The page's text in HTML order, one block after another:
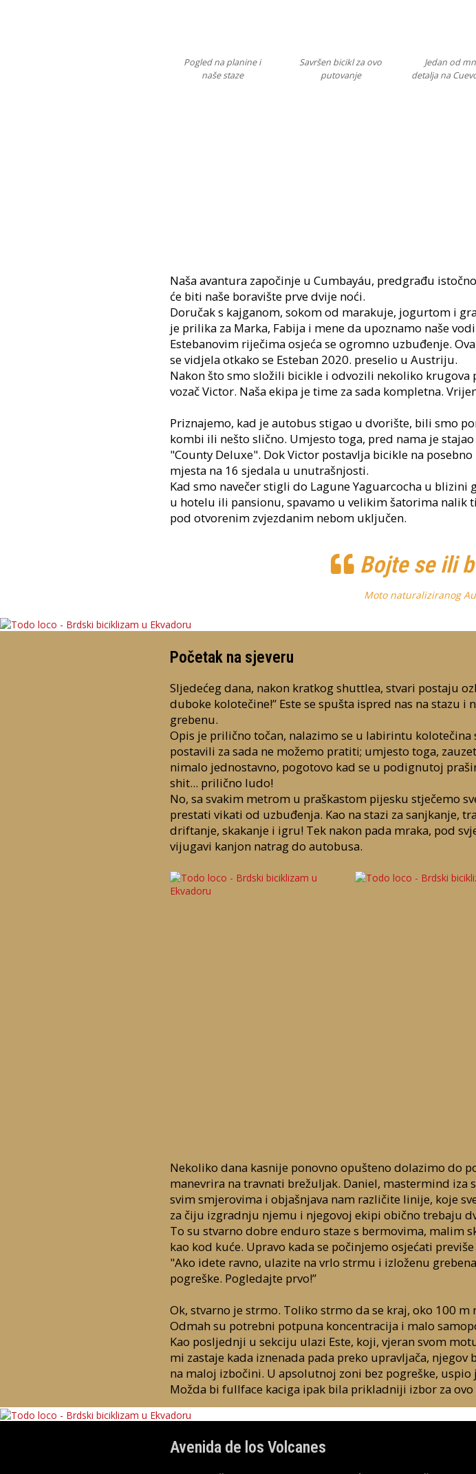
Pogled na planine i
naše staze
Savršen bicikl za ovo
putovanje
Jedan od
detalja na
Naša avantura započinje u Cumbayáu, predgrađu
će biti naše boravište prve dvije noći.
Doručak s kajganom, sokom od marakuje, jogurtom i
je prilika za Marka, Fabija i mene da upoznamo naše
Estebanovim riječima osjeća se ogromno uzbuđenje.
se vidjela otkako se Esteban 2020. preselio u Austriju.
Nakon što smo složili bicikle i odvozili nekoliko
vozač Victor. Naša ekipa je time za sada kompletna.
Priznajemo, kad je autobus stigao u dvorište, bili smo
kombi ili nešto slično. Umjesto toga, pred nama je
"County Deluxe". Dok Victor postavlja bicikle na
mjesta na 16 sjedala u unutrašnjosti.
Kad smo navečer stigli do Lagune Yaguarcocha u
u hotelu ili pansionu, spavamo u velikim šatorima nalik
pod otvorenim zvjezdanim nebom uključen.
Bojte se ili
Moto naturaliziranog
Početak na sjeveru
Sljedećeg dana, nakon kratkog shuttlea, stvari postaju
duboke kolotečine!” Este se spušta ispred nas na stazu
grebenu.
Opis je prilično točan, nalazimo se u labirintu
postavili za sada ne možemo pratiti; umjesto toga,
nimalo jednostavno, pogotovo kad se u podignutoj
shit... prilično ludo!
No, sa svakim metrom u praškastom pijesku stječemo
prestati vikati od uzbuđenja. Kao na stazi za sanjkanje,
driftanje, skakanje i igru! Tek nakon pada mraka, pod
vijugavi kanjon natrag do autobusa.
Nekoliko dana kasnije ponovno opušteno dolazimo do
manevrira na travnati brežuljak. Daniel, mastermind iza
svim smjerovima i objašnjava nam različite linije, koje
za čiju izgradnju njemu i njegovoj ekipi obično trebaju
To su stvarno dobre enduro staze s bermovima, malim
kao kod kuće. Upravo kada se počinjemo osjećati
"Ako idete ravno, ulazite na vrlo strmu i izloženu
pogreške. Pogledajte prvo!”
Ok, stvarno je strmo. Toliko strmo da se kraj, oko 100
Odmah su potrebni potpuna koncentracija i malo
Kao posljednji u sekciju ulazi Este, koji, vjeran svom
mi zastaje kada iznenada pada preko upravljača,
na maloj izbočini. U apsolutnoj zoni bez pogreške,
Možda bi fullface kaciga ipak bila prikladniji izbor za ovo
Avenida de los Volcanes